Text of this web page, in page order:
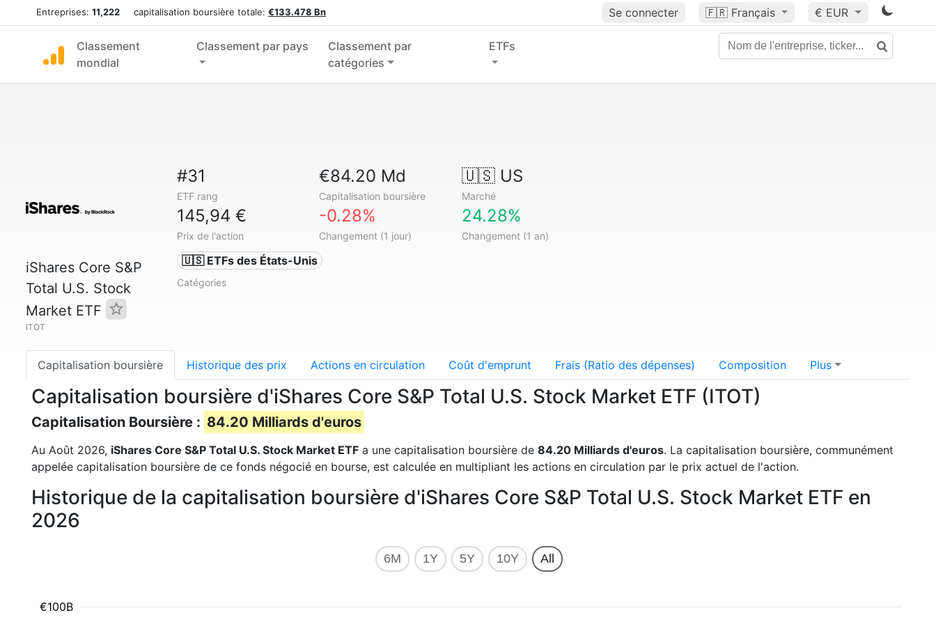
Entreprises: 11,222 capitalisation boursière totale: €133.478 Bn Se connecter 🇫🇷 Français € EUR
Classement
mondial
Classement par pays
Classement par
catégories
ETFs
iShares Core S&P
Total U.S. Stock
Market ETF
ITOT
#31
ETF rang
€84.20 Md
Capitalisation boursière
🇺🇸 US
Marché
145,94 €
Prix de l'action
-0.28%
Changement (1 jour)
24.28%
Changement (1 an)
🇺🇸 ETFs des États-Unis
Catégories
Capitalisation boursière Historique des prix Actions en circulation Coût d'emprunt Frais (Ratio des dépenses) Composition Plus
Capitalisation boursière d'iShares Core S&P Total U.S. Stock Market ETF (ITOT)
Capitalisation Boursière : 84.20 Milliards d'euros
Au Août 2026, iShares Core S&P Total U.S. Stock Market ETF a une capitalisation boursière de 84.20 Milliards d'euros. La capitalisation boursière, communément
appelée capitalisation boursière de ce fonds négocié en bourse, est calculée en multipliant les actions en circulation par le prix actuel de l'action.
Historique de la capitalisation boursière d'iShares Core S&P Total U.S. Stock Market ETF en
2026
6M 1Y 5Y 10Y All
€100B